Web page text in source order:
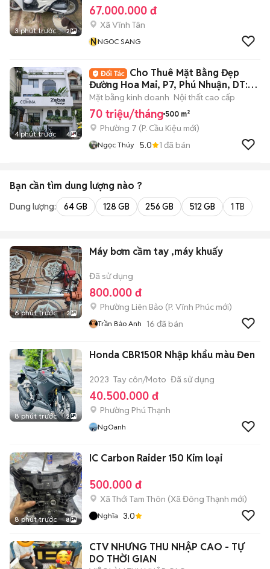
3 phút trước 2
67.000.000 đ
Xã Vĩnh Tân
NNGOC SANG
4 phút trước 4
Cho Thuê Mặt Bằng Đẹp
Đường Hoa Mai, P7, Phú Nhuận, DT:
8x20m
Mặt bằng kinh doanh Nội thất cao cấp
70 triệu/tháng 500 m²
Phường 7 (P. Cầu Kiệu mới)
Ngọc Thúy 5.0 1 đã bán
Bạn cần tìm dung lượng nào ?
Dung lượng: 64 GB 128 GB 256 GB 512 GB 1 TB
6 phút trước 3
Máy bơm cầm tay ,máy khuấy
Đã sử dụng
800.000 đ
Phường Liên Bảo (P. Vĩnh Phúc mới)
Trần Bảo Anh 16 đã bán
8 phút trước 2
Honda CBR150R Nhập khẩu màu Đen
2023 Tay côn/Moto Đã sử dụng
40.500.000 đ
Phường Phú Thạnh
NgOanh
8 phút trước 8
IC Carbon Raider 150 Kim loại
500.000 đ
Xã Thới Tam Thôn (Xã Đông Thạnh mới)
Nghĩa 3.0
CTV NHƯNG THU NHẬP CAO - TỰ
DO THỜI GIAN